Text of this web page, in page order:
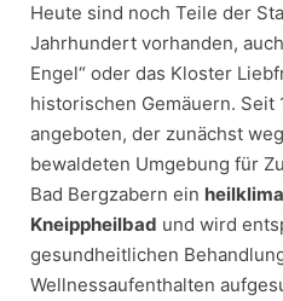
Heute sind noch Teile der
Jahrhundert vorhanden,
Engel“ oder das Kloster
historischen Gemäuern.
angeboten, der zunächst
bewaldeten Umgebung für
Bad Bergzabern ein
Kneippheilbad und wird
gesundheitlichen
Wellnessaufenthalten